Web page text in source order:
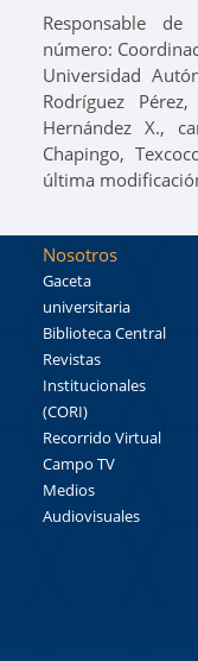
Responsable
número:
Universidad
Rodríguez
Hernández X.,
Chapingo,
última
Nosotros
Gaceta
universitaria
Biblioteca Central
Revistas
Institucionales
(CORI)
Recorrido Virtual
Campo TV
Medios
Audiovisuales